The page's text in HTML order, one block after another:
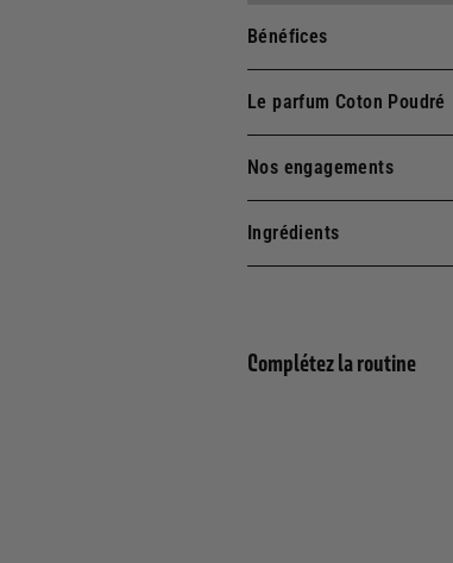
Bénéfices
Le parfum Coton Poudré
Nos engagements
Ingrédients
Complétez la routine